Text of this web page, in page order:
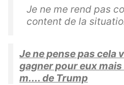
Je ne me rend pas
content de la
Je ne pense pas cela
gagner pour eux
m.... de Trump